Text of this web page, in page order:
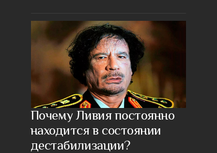
Почему Ливия постоянно
находится в состоянии
дестабилизации?